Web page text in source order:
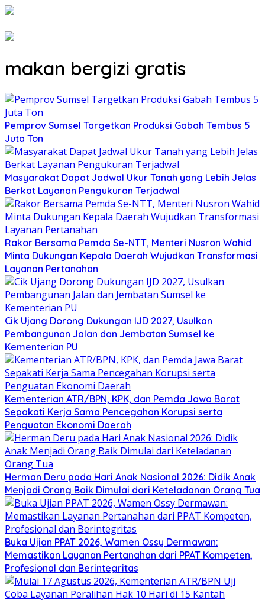
makan bergizi gratis
Pemprov Sumsel Targetkan Produksi Gabah Tembus 5
Juta Ton
Masyarakat Dapat Jadwal Ukur Tanah yang Lebih Jelas
Berkat Layanan Pengukuran Terjadwal
Rakor Bersama Pemda Se-NTT, Menteri Nusron Wahid
Minta Dukungan Kepala Daerah Wujudkan Transformasi
Layanan Pertanahan
Cik Ujang Dorong Dukungan IJD 2027, Usulkan
Pembangunan Jalan dan Jembatan Sumsel ke
Kementerian PU
Kementerian ATR/BPN, KPK, dan Pemda Jawa Barat
Sepakati Kerja Sama Pencegahan Korupsi serta
Penguatan Ekonomi Daerah
Herman Deru pada Hari Anak Nasional 2026: Didik Anak
Menjadi Orang Baik Dimulai dari Keteladanan Orang Tua
Buka Ujian PPAT 2026, Wamen Ossy Dermawan:
Memastikan Layanan Pertanahan dari PPAT Kompeten,
Profesional dan Berintegritas